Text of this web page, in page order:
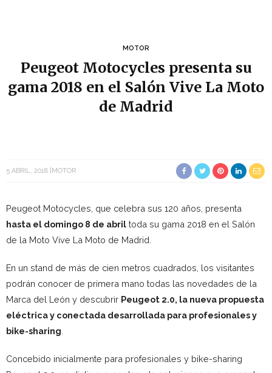
MOTOR
Peugeot Motocycles presenta su
gama 2018 en el Salón Vive La Moto
de Madrid
5 ABRIL, 2018 MOTOR
Peugeot Motocycles, que celebra sus 120 años, presenta
hasta el domingo 8 de abril toda su gama 2018 en el Salón
de la Moto Vive La Moto de Madrid.
En un stand de más de cien metros cuadrados, los visitantes
podrán conocer de primera mano todas las novedades de la
Marca del León y descubrir Peugeot 2.0, la nueva propuesta
eléctrica y conectada desarrollada para profesionales y
bike-sharing
Concebido inicialmente para profesionales y bike-sharing